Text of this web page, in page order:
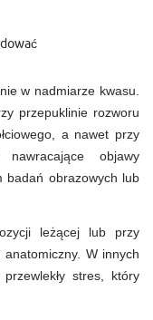
w nadmiarze kwasu.
przepuklinie rozworu
a nawet przy
objawy
badań obrazowych lub
leżącej lub przy
W innych
stres, który